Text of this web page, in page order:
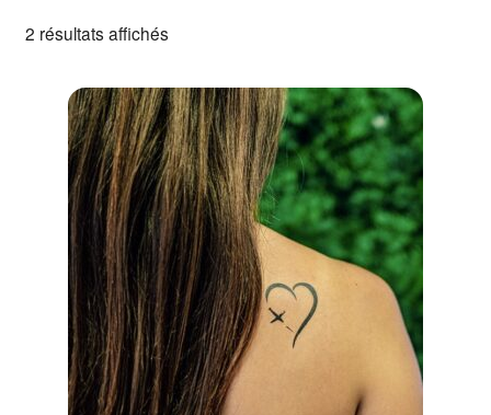
Comment ça marche ?
2 résultats affichés